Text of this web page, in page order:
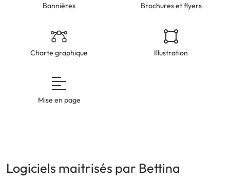
Bannières Brochures et flyers
Charte graphique Illustration
Mise en page
Logiciels maitrisés par Bettina